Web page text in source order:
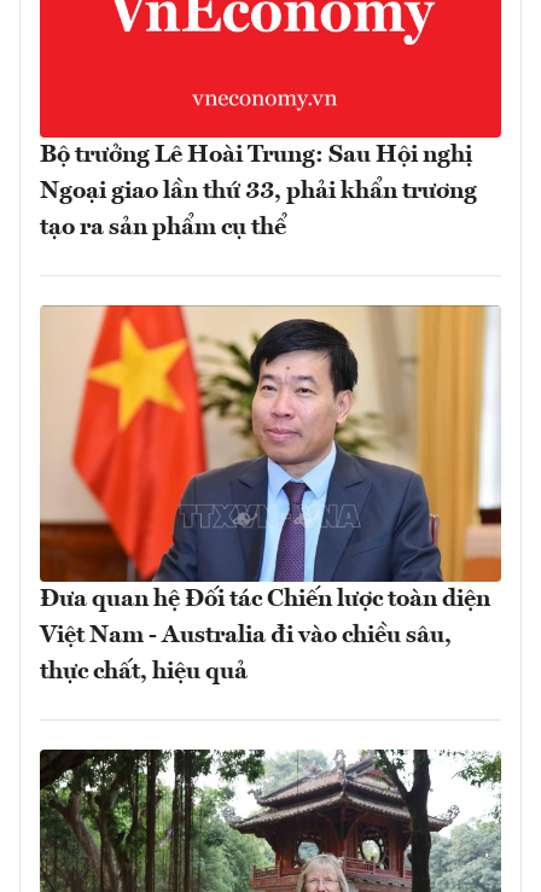
Bộ trưởng Lê Hoài Trung: Sau Hội nghị
Ngoại giao lần thứ 33, phải khẩn trương
tạo ra sản phẩm cụ thể
Đưa quan hệ Đối tác Chiến lược toàn diện
Việt Nam - Australia đi vào chiều sâu,
thực chất, hiệu quả